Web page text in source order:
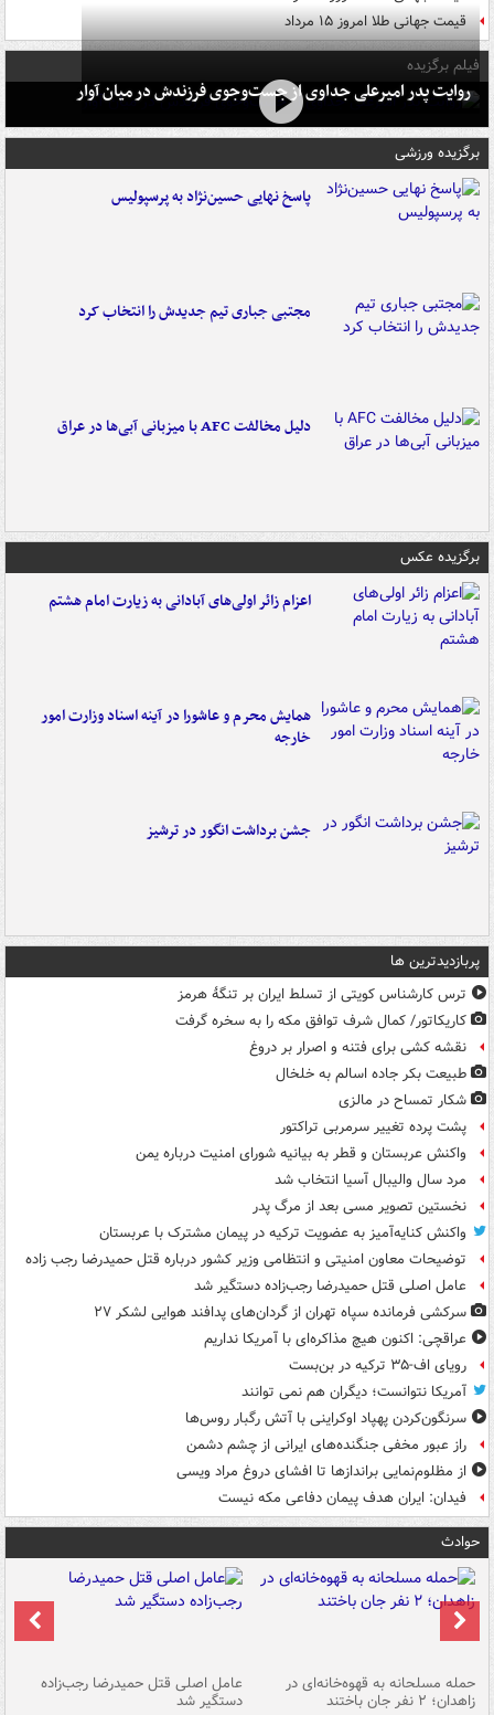
قیمت جهانی طلا امروز ۱۵ مرداد
فیلم برگزیده
روایت پدر امیرعلی جداوی از جست‌وجوی فرزندش در میان آوار
برگزیده ورزشی
پاسخ نهایی حسین‌نژاد به پرسپولیس
مجتبی جباری تیم جدیدش را انتخاب کرد
دلیل مخالفت AFC با میزبانی آبی‌ها در عراق
برگزیده عکس
اعزام زائر اولی‌های آبادانی به زیارت امام هشتم
همایش محرم و عاشورا در آینه اسناد وزارت امور
خارجه
جشن برداشت انگور در ترشیز
پربازدیدترین ها
ترس کارشناس کویتی از تسلط ایران بر تنگۀ هرمز
کاریکاتور/ کمال شرف توافق مکه را به سخره گرفت
نقشه کشی برای فتنه و اصرار بر دروغ
طبیعت بکر جاده اسالم به خلخال
شکار تمساح در مالزی
پشت پرده تغییر سرمربی تراکتور
واکنش عربستان و قطر به بیانیه شورای امنیت درباره یمن
مرد سال والیبال آسیا انتخاب شد
نخستین تصویر مسی بعد از مرگ پدر
واکنش کنایه‌آمیز به عضویت ترکیه در پیمان مشترک با عربستان
توضیحات معاون امنیتی و انتظامی وزیر کشور درباره قتل حمیدرضا رجب زاده
عامل اصلی قتل حمیدرضا رجب‌زاده دستگیر شد
سرکشی فرمانده سپاه تهران از گردان‌های پدافند هوایی لشکر ۲۷
عراقچی: اکنون هیچ مذاکره‌ای با آمریکا نداریم
رویای اف-۳۵ ترکیه در بن‌بست
آمریکا نتوانست؛ دیگران هم نمی توانند
سرنگون‌کردن پهپاد اوکراینی با آتش رگبار روس‌ها
راز عبور مخفی جنگنده‌های ایرانی از چشم دشمن
از مظلوم‌نمایی براندازها تا افشای دروغ مراد ویسی
فیدان: ایران هدف پیمان دفاعی مکه نیست
حوادث
حمله مسلحانه به قهوه‌خانه‌ای در
زاهدان؛ ۲ نفر جان باختند
عامل اصلی قتل حمیدرضا رجب‌زاده
دستگیر شد